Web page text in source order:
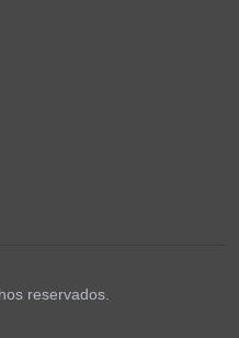
reservados.